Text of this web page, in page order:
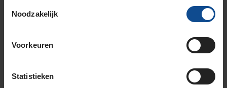
Noodzakelijk
Voorkeuren
Statistieken
rijdt. Ook rotondes en verkeersdrempels zorgen
voor een hoger aantal rembewegingen.
Dit vermogen is in de laatste jaren sterk
snelheid komt en daardoor vaak sneller/harder
weer moet afremmen.